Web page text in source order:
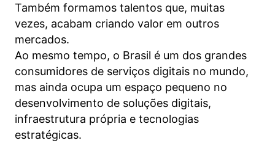
Também formamos talentos que, muitas
vezes, acabam criando valor em outros
mercados.
Ao mesmo tempo, o Brasil é um dos grandes
consumidores de serviços digitais no mundo,
mas ainda ocupa um espaço pequeno no
desenvolvimento de soluções digitais,
infraestrutura própria e tecnologias
estratégicas.